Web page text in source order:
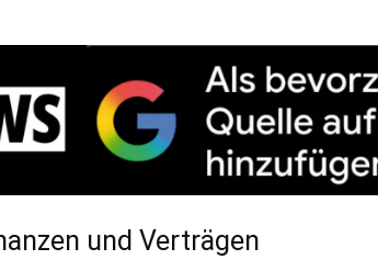
und Verträgen